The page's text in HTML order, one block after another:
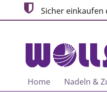
Sicher einkaufen
Home Nadeln &